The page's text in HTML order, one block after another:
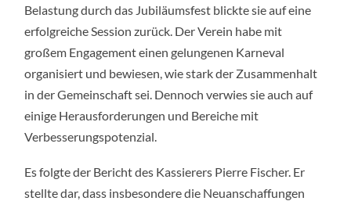
Belastung durch das Jubiläumsfest blickte sie auf eine
erfolgreiche Session zurück. Der Verein habe mit
großem Engagement einen gelungenen Karneval
organisiert und bewiesen, wie stark der Zusammenhalt
in der Gemeinschaft sei. Dennoch verwies sie auch auf
einige Herausforderungen und Bereiche mit
Verbesserungspotenzial.
Es folgte der Bericht des Kassierers Pierre Fischer. Er
stellte dar, dass insbesondere die Neuanschaffungen